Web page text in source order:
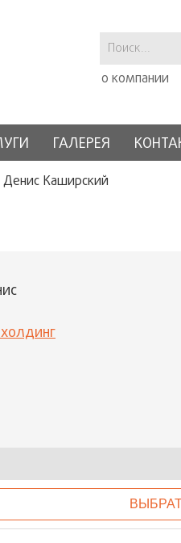
о компании
ГАЛЕРЕЯ
Денис Каширский